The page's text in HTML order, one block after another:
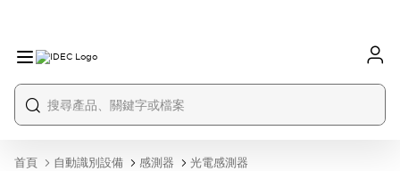
首頁 自動識別設備 感測器
光電感測器